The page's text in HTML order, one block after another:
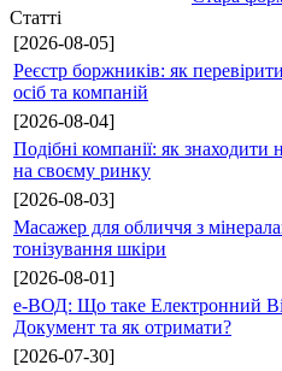
Статті
[2026-08-05]
Реєстр боржників: як
осіб та компаній
[2026-08-04]
Подібні компанії: як знаходити
на своєму ринку
[2026-08-03]
Масажер для обличчя з
тонізування шкіри
[2026-08-01]
е-ВОД: Що таке Електронний
Документ та як отримати?
[2026-07-30]